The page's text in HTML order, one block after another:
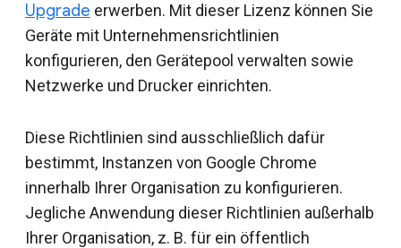
Upgrade erwerben. Mit dieser Lizenz können Sie
Geräte mit Unternehmensrichtlinien
konfigurieren, den Gerätepool verwalten sowie
Netzwerke und Drucker einrichten.
Diese Richtlinien sind ausschließlich dafür
bestimmt, Instanzen von Google Chrome
innerhalb Ihrer Organisation zu konfigurieren.
Jegliche Anwendung dieser Richtlinien außerhalb
Ihrer Organisation, z. B. für ein öffentlich